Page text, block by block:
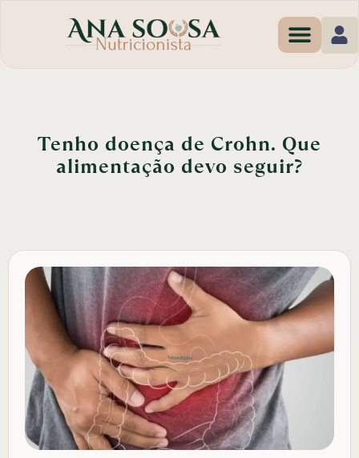
Tenho doença de Crohn. Que
alimentação devo seguir?